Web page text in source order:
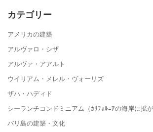
カテゴリー
アメリカの建築
アルヴァロ・シザ
アルヴァ・アアルト
ウイリアム・メレル・ヴォーリズ
ザハ・ハディド
シーランチコンドミニアム（ｶﾘﾌｫﾙﾆｱの海岸に拡
バリ島の建築・文化